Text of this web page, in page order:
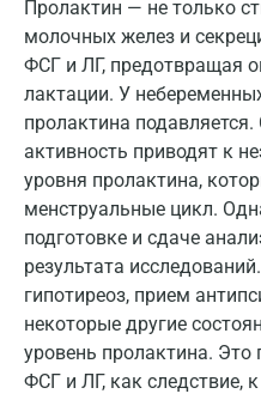
Пролактин — не только
молочных желез и
ФСГ и ЛГ, предотвращая
лактации. У
пролактина
активность приводят к
уровня пролактина,
менструальные цикл.
подготовке и сдаче
результата
гипотиреоз, прием
некоторые другие
уровень пролактина.
ФСГ и ЛГ, как следствие,
Обнинск
Одинцово
Орел
Оренбург
Орехово-Зуево
Павловский посад
Пенза
Пермь